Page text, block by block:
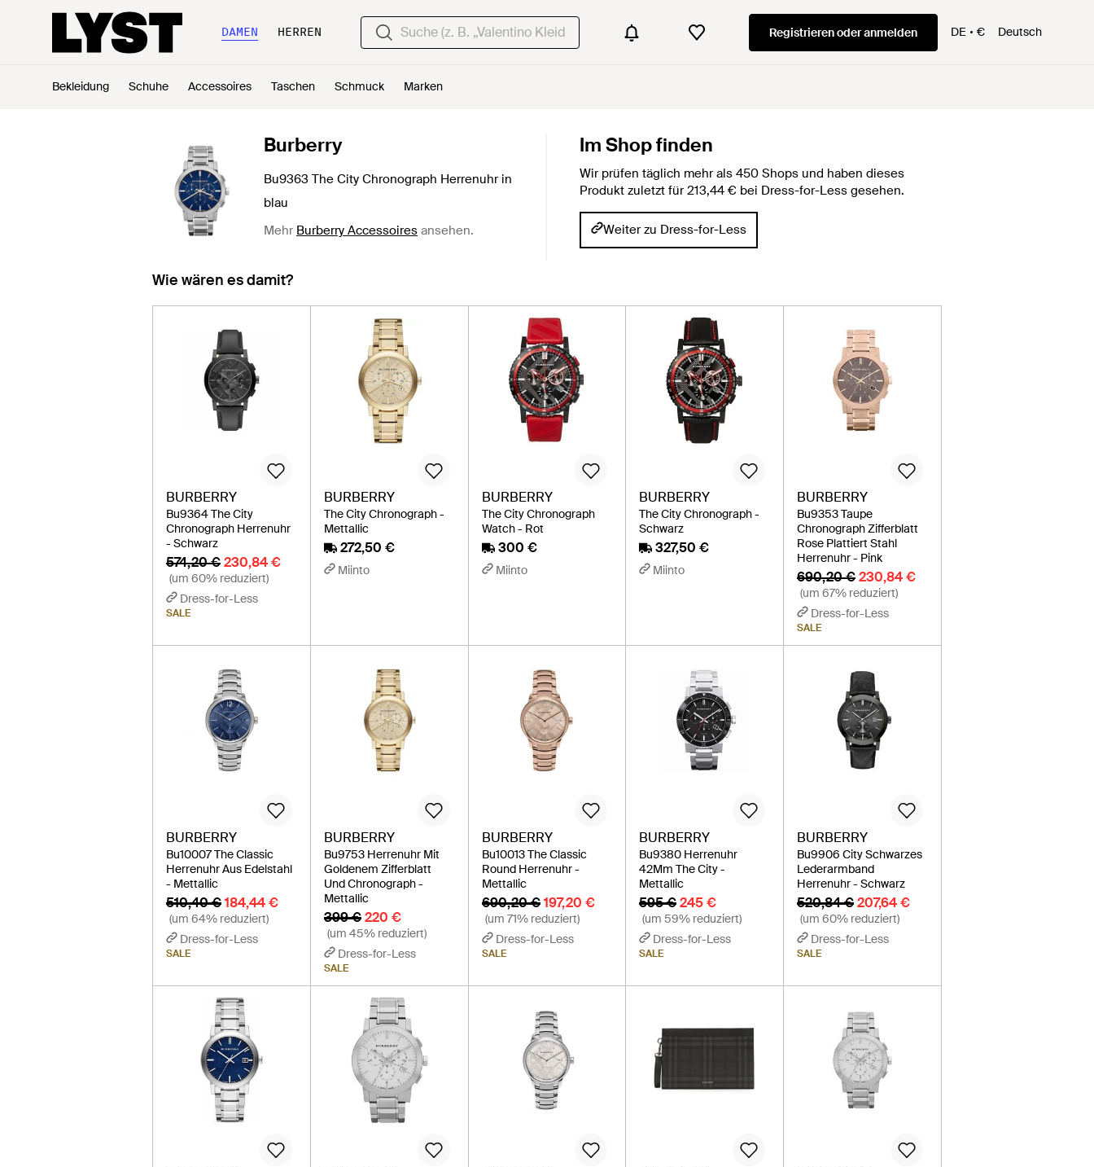
DAMEN HERREN Registrieren oder anmelden DE € Deutsch
Bekleidung Schuhe Accessoires Taschen Schmuck Marken
Burberry
Bu9363 The City Chronograph Herrenuhr in
blau
Mehr Burberry Accessoires ansehen.
Im Shop finden
Wir prüfen täglich mehr als 450 Shops und haben dieses
Produkt zuletzt für 213,44 € bei Dress-for-Less gesehen.
Weiter zu Dress-for-Less
Wie wären es damit?
BURBERRY
Bu9364 The City
Chronograph Herrenuhr
- Schwarz
574,20 €230,84 €
(um 60% reduziert)
Dress-for-Less
SALE
BURBERRY
The City Chronograph -
Mettallic
272,50 €
Miinto
BURBERRY
The City Chronograph
Watch - Rot
300 €
Miinto
BURBERRY
The City Chronograph -
Schwarz
327,50 €
Miinto
BURBERRY
Bu9353 Taupe
Chronograph Zifferblatt
Rose Plattiert Stahl
Herrenuhr - Pink
690,20 €230,84 €
(um 67% reduziert)
Dress-for-Less
SALE
BURBERRY
Bu10007 The Classic
Herrenuhr Aus Edelstahl
- Mettallic
510,40 €184,44 €
(um 64% reduziert)
Dress-for-Less
SALE
BURBERRY
Bu9753 Herrenuhr Mit
Goldenem Zifferblatt
Und Chronograph -
Mettallic
399 € 220 €
(um 45% reduziert)
Dress-for-Less
SALE
BURBERRY
Bu10013 The Classic
Round Herrenuhr -
Mettallic
690,20 € 197,20 €
(um 71% reduziert)
Dress-for-Less
SALE
BURBERRY
Bu9380 Herrenuhr
42Mm The City -
Mettallic
595 € 245 €
(um 59% reduziert)
Dress-for-Less
SALE
BURBERRY
Bu9906 City Schwarzes
Lederarmband
Herrenuhr - Schwarz
520,84 €207,64 €
(um 60% reduziert)
Dress-for-Less
SALE